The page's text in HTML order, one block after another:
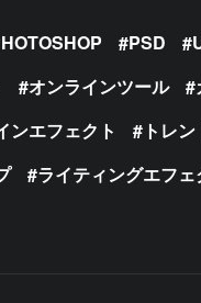
PSD
オンラインツール
ンエフェクト トレン
ライティングエフェ